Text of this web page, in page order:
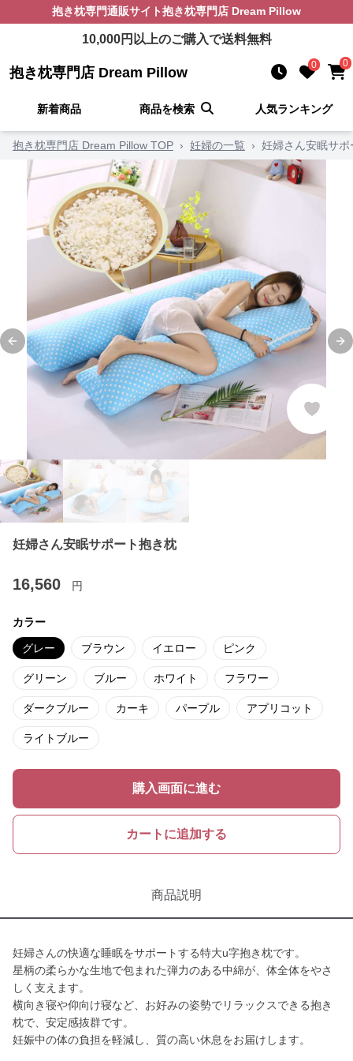
抱き枕専門通販サイト抱き枕専門店 Dream Pillow
10,000円以上のご購入で送料無料
抱き枕専門店 Dream Pillow 0 0
新着商品 商品を検索 人気ランキング
抱き枕専門店 Dream Pillow TOP › 妊婦の一覧 › 妊婦さん安眠サポ
Previous slide
妊婦さん安眠サポート抱き枕
16,560 円
カラー
グレー ブラウン イエロー ピンク
グリーン ブルー ホワイト フラワー
ダークブルー カーキ パープル アプリコット
ライトブルー
購入画面に進む
カートに追加する
商品説明
妊婦さんの快適な睡眠をサポートする特大u字抱き枕です。
星柄の柔らかな生地で包まれた弾力のある中綿が、体全体をやさ
しく支えます。
横向き寝や仰向け寝など、お好みの姿勢でリラックスできる抱き
枕で、安定感抜群です。
妊娠中の体の負担を軽減し、質の高い休息をお届けします。